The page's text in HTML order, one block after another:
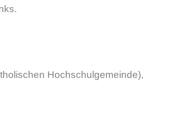
Hochschulgemeinde),